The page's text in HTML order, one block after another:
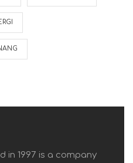
in 1997 is a company